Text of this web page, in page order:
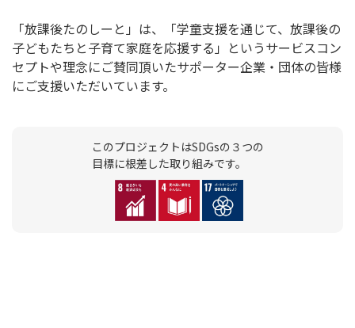
「放課後たのしーと」は、「学童支援を通じて、放課後の
子どもたちと子育て家庭を応援する」というサービスコン
セプトや理念にご賛同頂いたサポーター企業・団体の皆様
にご支援いただいています。
このプロジェクトはSDGsの３つの
目標に根差した取り組みです。